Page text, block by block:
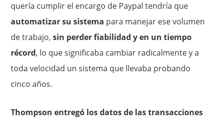
quería cumplir el encargo de Paypal tendría que
automatizar su sistema para manejar ese volumen
de trabajo,sin perder fiabilidad y en un tiempo
récord, lo que significaba cambiar radicalmente y a
toda velocidad un sistema que llevaba probando
cinco años.
Thompson entregó los datos de las transacciones